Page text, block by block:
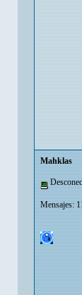
Mahklas
Mensajes: